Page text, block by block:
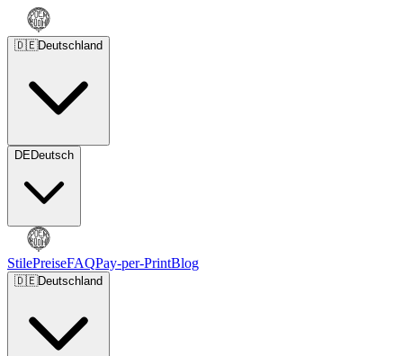
🇩🇪Deutschland
DEDeutsch
StilePreiseFAQPay-per-PrintBlog
🇩🇪Deutschland